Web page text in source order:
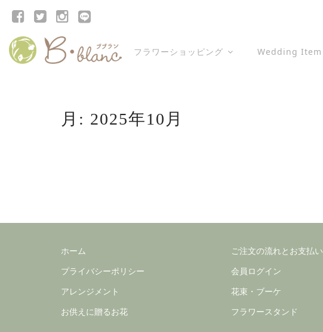
フラワーショッピング Wedding Item
月: 2025年10月
ホーム ご注文の流れとお支払い
プライバシーポリシー
会員ログイン
アレンジメント
花束・ブーケ
お供えに贈るお花
フラワースタンド